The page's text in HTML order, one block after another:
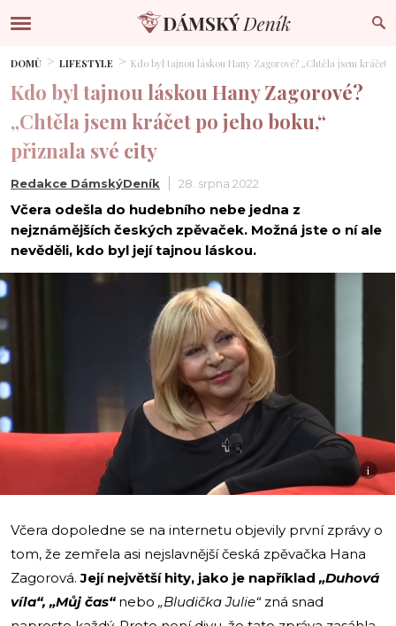
DOMŮ LIFESTYLE Kdo byl tajnou láskou Hany Zagorové? „Chtěla jsem kráčet
Kdo byl tajnou láskou Hany Zagorové?
„Chtěla jsem kráčet po jeho boku,“
přiznala své city
Redakce DámskýDeník 28. srpna 2022
Včera odešla do hudebního nebe jedna z
nejznámějších českých zpěvaček. Možná jste o ní ale
nevěděli, kdo byl její tajnou láskou.
i
Včera dopoledne se na internetu objevily první zprávy o
tom, že zemřela asi nejslavnější česká zpěvačka Hana
Zagorová.Její největší hity, jako je například „Duhová
víla“, „Můj čas“nebo „Bludička Julie“zná snad